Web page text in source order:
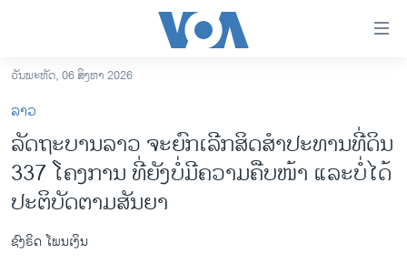
ເຂົ້າ
ຫາ
ຂ້າມ
ຂ້າມ
ຂ້າມ
ໄປ
ຫາ
ຊອກ
ລາວ
ອາເມຣິກາ
ການເລືອກຕັ້ງ ປະທານາທີບໍດີ ສະຫະລັດ 2024
ວັນພະຫັດ, 06 ສິງຫາ 2026
ລາວ
ລັດຖະບານລາວ ຈະຍົກເລີກສິດສໍາປະທານທີ່ດິນ
337 ໂຄງການ ທີ່ຍັງບໍ່ມີຄວາມຄືບໜ້າ ແລະບໍ່ໄດ້
ປະຕິບັດຕາມສັນຍາ
ຊົງຣິດ ໂພນເງິນ